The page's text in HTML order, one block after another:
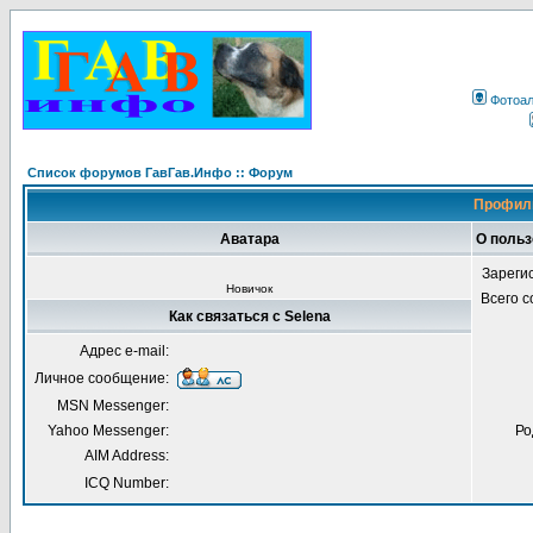
Список форумов ГавГав.Инфо :: Форум
Аватара О
Новичок
Всего
Как связаться с Selena
Адрес e-mail:
Личное сообщение:
MSN Messenger:
Yahoo Messenger:
AIM Address:
ICQ Number: